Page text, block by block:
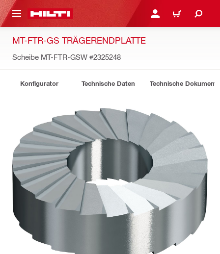
ANMELDEN ODER
WARENKORB
MT-FTR-GS TRÄGERENDPLATTE
Scheibe MT-FTR-GSW #2325248
Konfigurator Technische Daten Technische Dokumente